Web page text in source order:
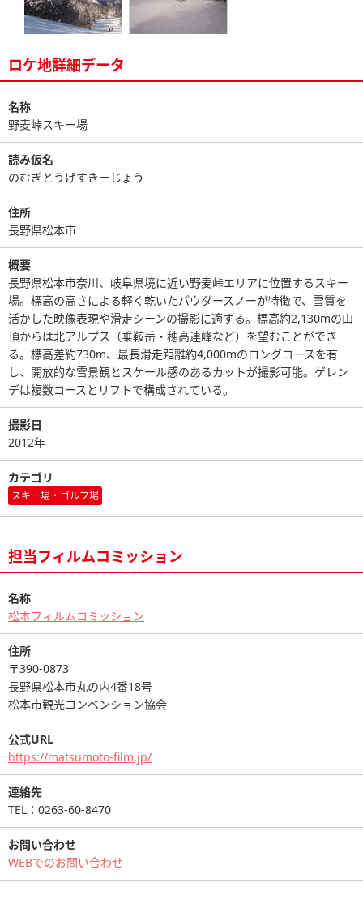
ロケ地詳細データ
名称
野麦峠スキー場
読み仮名
のむぎとうげすきーじょう
住所
長野県松本市
概要
長野県松本市奈川、岐阜県境に近い野麦峠エリアに位置するスキー
場。標高の高さによる軽く乾いたパウダースノーが特徴で、雪質を
活かした映像表現や滑走シーンの撮影に適する。標高約2,130mの山
頂からは北アルプス（乗鞍岳・穂高連峰など）を望むことができ
る。標高差約730m、最長滑走距離約4,000mのロングコースを有
し、開放的な雪景観とスケール感のあるカットが撮影可能。ゲレン
デは複数コースとリフトで構成されている。
撮影日
2012年
カテゴリ
スキー場・ゴルフ場
担当フィルムコミッション
名称
松本フィルムコミッション
住所
〒390-0873
長野県松本市丸の内4番18号
松本市観光コンベンション協会
公式URL
https://matsumoto-film.jp/
連絡先
TEL：0263-60-8470
お問い合わせ
WEBでのお問い合わせ